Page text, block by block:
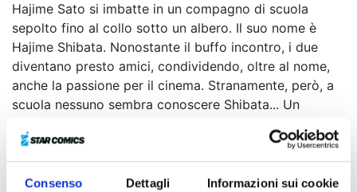
Consenso Dettagli Informazioni sui cookie
Hajime Sato si imbatte in un compagno di scuola
sepolto fino al collo sotto un albero. Il suo nome è
Hajime Shibata. Nonostante il buffo incontro, i due
diventano presto amici, condividendo, oltre al nome,
anche la passione per il cinema. Stranamente, però, a
scuola nessuno sembra conoscere Shibata... Un
insieme un film per il Festival della Cultura. Da quel
momento, le cose prendono una piega del tutto
inaspettata, a dir poco surreale e grottesca...